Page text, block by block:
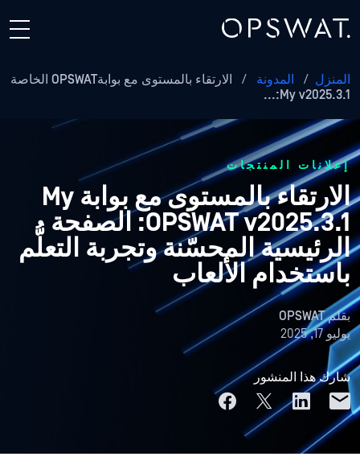
المنزل / المدونة /
الارتقاء بالمستوى مع بوابةOPSWAT الخاصة
My v2025.3.1:...
إعلانات المنتجات
الارتقاء بالمستوى مع بوابة My
OPSWAT v2025.3.1: الصفحة
الرئيسية المحسّنة وتجربة التعلُّم
باستخدام الألعاب
بقلمOPSWAT
يوليو 17, 2025
شارك هذا المنشور